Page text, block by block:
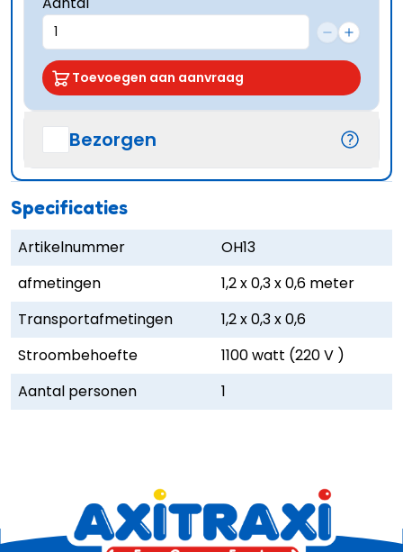
Toevoegen aan aanvraag
Bezorgen
Specificaties
Artikelnummer
OH13
afmetingen
1,2 x 0,3 x 0,6 meter
Transportafmetingen
1,2 x 0,3 x 0,6
Stroombehoefte
1100 watt (220 V )
Aantal personen
1